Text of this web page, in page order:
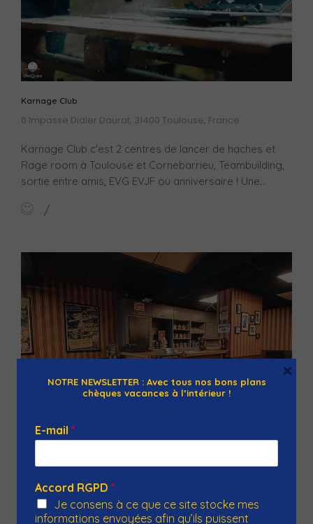
Karnage Club
6 Impasse Didier Daurat, 31400 Toulouse, France
Karnage Club c'est 2 centres de lancer de haches et
Rage room à Toulouse et Cornebarrieu, Teambuilding,
sortie entre amis, EVG EVJF ou anniversaire ! Une...
5 Rue des Bœufs, 67000 Strasbourg, France
NOTRE NEWSLETTER : Avec tous nos bons plans
chèques vacances à l’intérieur !
E-mail *
Accord RGPD *
Je consens à ce que ce site stocke mes
informations envoyées afin qu’ils puissent
×